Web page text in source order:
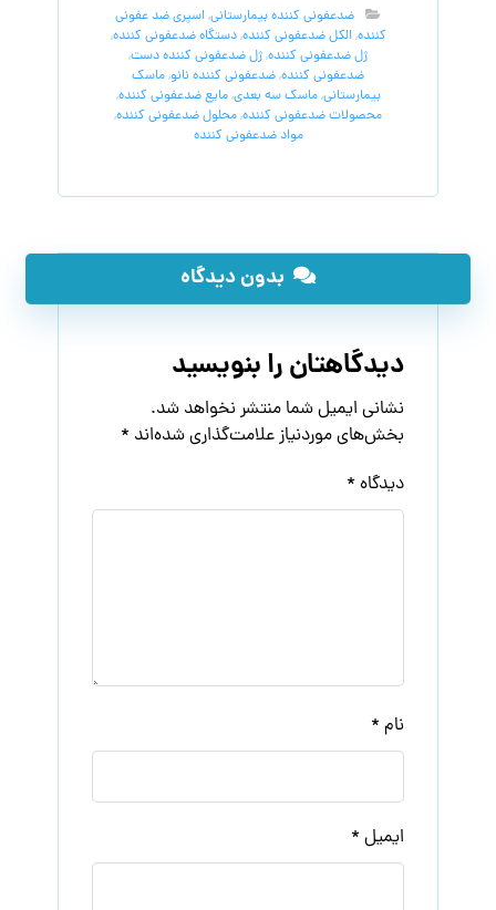
ضدعفونی کننده بیمارستانی,اسپری ضد عفونی
کننده,الکل ضدعفونی کننده,دستگاه ضدعفونی کننده,
ژل ضدعفونی کننده,ژل ضدعفونی کننده دست,
ضدعفونی کننده,ضدعفونی کننده نانو,ماسک
بیمارستانی,ماسک سه بعدی,مایع ضدعفونی کننده,
محصولات ضدعفونی کننده,محلول ضدعفونی کننده,
مواد ضدعفونی کننده
بدون دیدگاه
دیدگاهتان را بنویسید
نشانی ایمیل شما منتشر نخواهد شد.
بخش‌های موردنیاز علامت‌گذاری شده‌اند *
دیدگاه *
نام *
ایمیل *